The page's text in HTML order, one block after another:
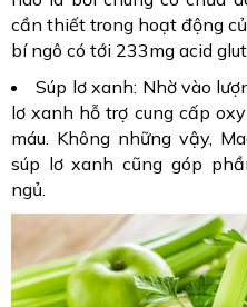
cần thiết trong hoạt động
bí ngô có tới 233mg acid
Súp lơ xanh: Nhờ vào
lơ xanh hỗ trợ cung cấp
máu. Không những vậy,
súp lơ xanh cũng góp
ngủ.